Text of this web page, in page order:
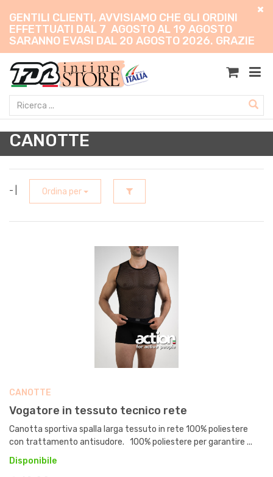
GENTILI CLIENTI, AVVISIAMO CHE GLI ORDINI
EFFETTUATI DAL 7 AGOSTO AL 19 AGOSTO
SARANNO EVASI DAL 20 AGOSTO 2026. GRAZIE
CANOTTE
- | Ordina per
CANOTTE
Vogatore in tessuto tecnico rete
Canotta sportiva spalla larga tessuto in rete 100% poliestere
con trattamento antisudore. 100% poliestere per garantire ...
Disponibile